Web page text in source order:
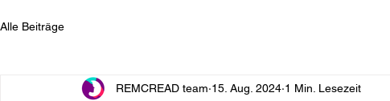
Alle Beiträge
REMCREAD team 15. Aug. 2024 1 Min. Lesezeit